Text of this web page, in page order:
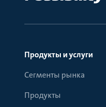
Продукты и услуги
Сегменты рынка
Продукты